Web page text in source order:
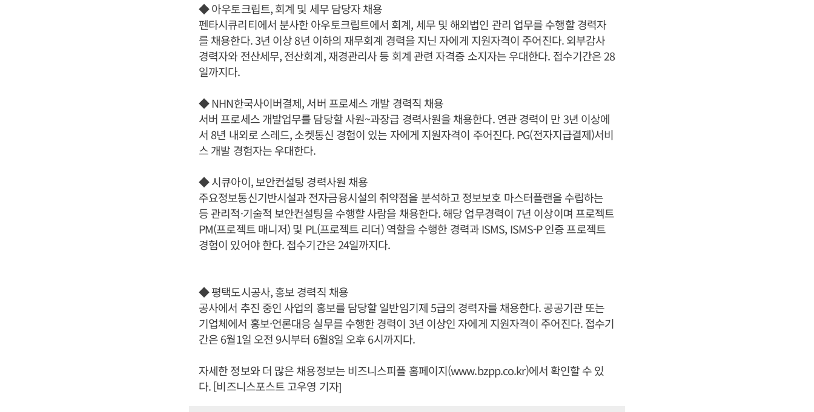
◆ 아우토크립트, 회계 및 세무 담당자 채용
펜타시큐리티에서 분사한 아우토크립트에서 회계, 세무 및 해외법인 관리 업무를 수행할 경력자
를 채용한다. 3년 이상 8년 이하의 재무회계 경력을 지닌 자에게 지원자격이 주어진다. 외부감사
경력자와 전산세무, 전산회계, 재경관리사 등 회계 관련 자격증 소지자는 우대한다. 접수기간은 28
일까지다.
◆ NHN한국사이버결제, 서버 프로세스 개발 경력직 채용
서버 프로세스 개발업무를 담당할 사원~과장급 경력사원을 채용한다. 연관 경력이 만 3년 이상에
서 8년 내외로 스레드, 소켓통신 경험이 있는 자에게 지원자격이 주어진다. PG(전자지급결제)서비
스 개발 경험자는 우대한다.
◆ 시큐아이, 보안컨설팅 경력사원 채용
주요정보통신기반시설과 전자금융시설의 취약점을 분석하고 정보보호 마스터플랜을 수립하는
등 관리적·기술적 보안컨설팅을 수행할 사람을 채용한다. 해당 업무경력이 7년 이상이며 프로젝트
PM(프로젝트 매니저) 및 PL(프로젝트 리더) 역할을 수행한 경력과 ISMS, ISMS-P 인증 프로젝트
경험이 있어야 한다. 접수기간은 24일까지다.
◆ 평택도시공사, 홍보 경력직 채용
공사에서 추진 중인 사업의 홍보를 담당할 일반임기제 5급의 경력자를 채용한다. 공공기관 또는
기업체에서 홍보·언론대응 실무를 수행한 경력이 3년 이상인 자에게 지원자격이 주어진다. 접수기
간은 6월1일 오전 9시부터 6월8일 오후 6시까지다.
자세한 정보와 더 많은 채용정보는 비즈니스피플 홈페이지(www.bzpp.co.kr)에서 확인할 수 있
다. [비즈니스포스트 고우영 기자]